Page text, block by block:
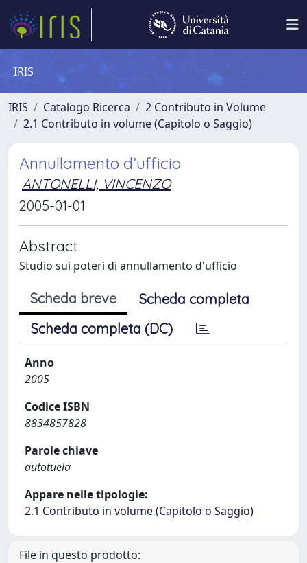
IRIS
IRIS Catalogo Ricerca
2 Contributo in Volume
2.1 Contributo in volume (Capitolo o Saggio)
Annullamento d’ufficio
ANTONELLI, VINCENZO
2005-01-01
Abstract
Studio sui poteri di annullamento d'ufficio
Scheda breve
Scheda completa
Scheda completa (DC)
Anno
2005
Codice ISBN
8834857828
Parole chiave
autotuela
Appare nelle tipologie:
2.1 Contributo in volume (Capitolo o Saggio)
File in questo prodotto: